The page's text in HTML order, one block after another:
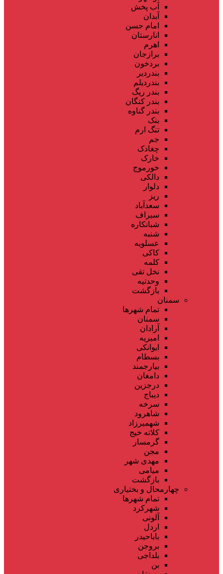
آب پخش
آبدان
امام حسن
انارستان
اهرم
برازجان
بردخون
بندردیر
بندردیلم
بندر ریگ
بندر کنگان
بندر گناوه
بنک
تنگ ارم
جم
چغادک
خارک
خورموج
دالکی
دلوار
ریز
سعدآباد
سیراف
شبانکاره
شنبه
عسلویه
کاکی
کلمه
نخل تقی
وحدتیه
بازگشت
سمنان
تمام شهر‌ها
سمنان
آرادان
امیریه
ایوانکی
بسطام
بیارجمند
دامغان
درجزین
دیباج
سرخه
شاهرود
شهمیرزاد
کلاته خیج
گرمسار
مجن
مهدی شهر
میامی
بازگشت
چهارمحال و بختیاری
تمام شهر‌ها
شهرکرد
آلونی
اردل
باباحیدر
بروجن
بلداجی
بن